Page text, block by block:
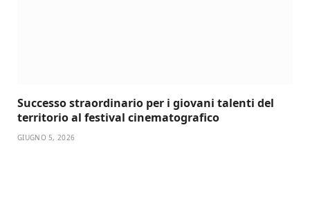
Successo straordinario per i giovani talenti del
territorio al festival cinematografico
GIUGNO 5, 2026